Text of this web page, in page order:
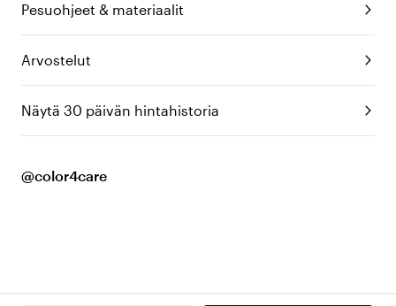
Pesuohjeet & materiaalit
Arvostelut
Näytä 30 päivän hintahistoria
@color4care